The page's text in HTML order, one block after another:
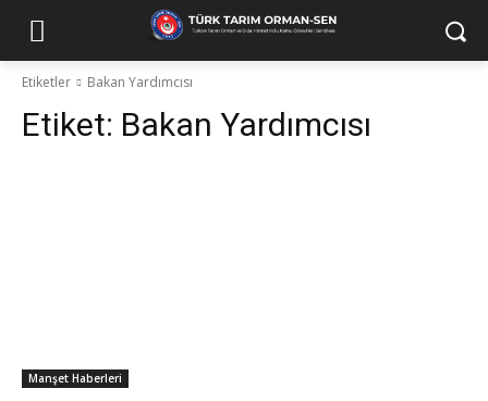
Etiketler Bakan Yardımcısı
Etiket: Bakan Yardımcısı
Manşet Haberleri